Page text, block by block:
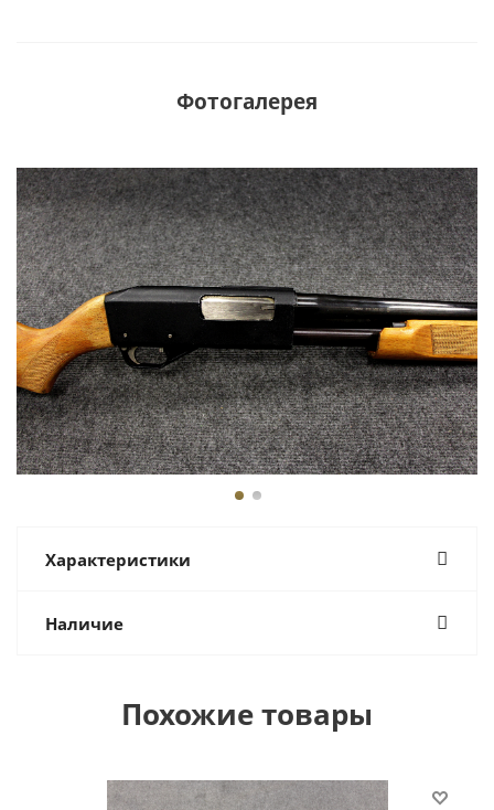
Фотогалерея
Характеристики
Наличие
Похожие товары